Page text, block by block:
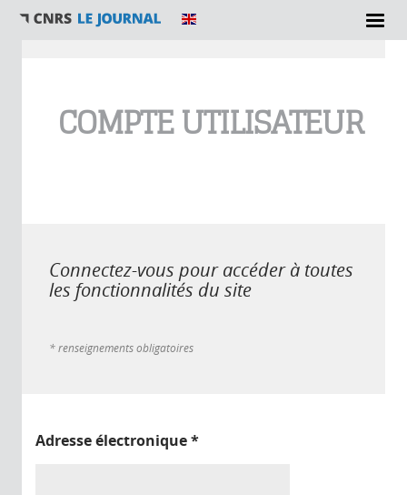
COMPTE UTILISATEUR
Connectez-vous pour accéder à toutes
les fonctionnalités du site
* renseignements obligatoires
Adresse électronique*